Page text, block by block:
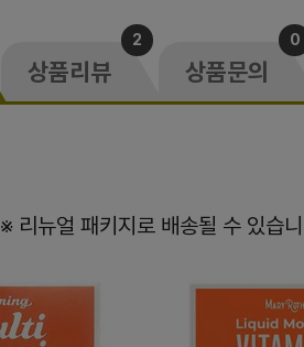
상품리뷰
2
상품문의
0
※ 리뉴얼 패키지로 배송될 수 있습